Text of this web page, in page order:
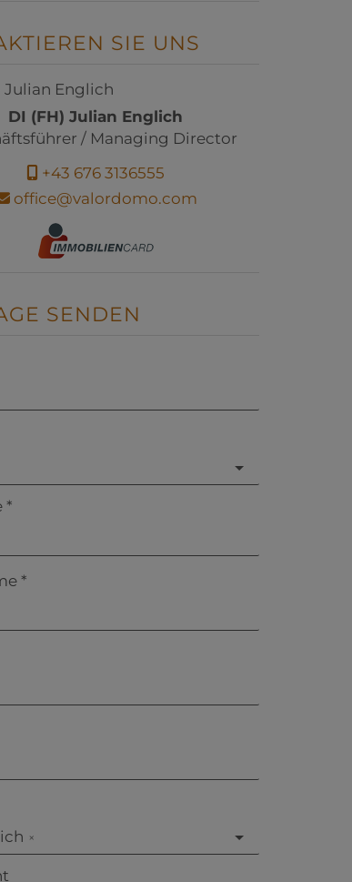
SIE UNS
DI (FH) Julian Englich
/ Managing Director
+43 676 3136555
office@valordomo.com
SENDEN
×